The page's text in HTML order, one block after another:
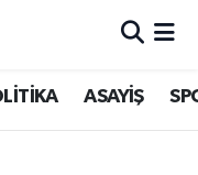
ASAYİŞ